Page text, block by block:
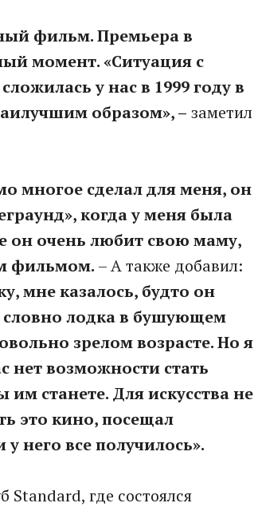
фильм. Премьера в
момент. «Ситуация с
у нас в 1999 году в
образом», – заметил
многое сделал для меня, он
когда у меня была
он очень любит свою маму,
фильмом. – А также добавил:
мне казалось, будто он
словно лодка в бушующем
зрелом возрасте. Но я
нет возможности стать
станете. Для искусства не
это кино, посещал
него все получилось».
Standard, где состоялся